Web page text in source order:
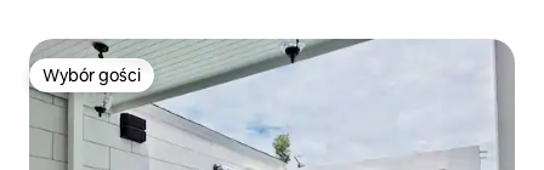
Wybór gości
Wybór gości